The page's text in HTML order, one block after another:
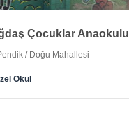
Çocuklar Anaokulu
/ Doğu Mahallesi
Okul